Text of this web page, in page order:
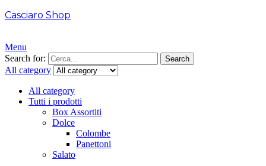
Casciaro Shop
Menu
Search for:
Search
All category
All category
Tutti i prodotti
Box Assortiti
Dolce
Colombe
Panettoni
Salato